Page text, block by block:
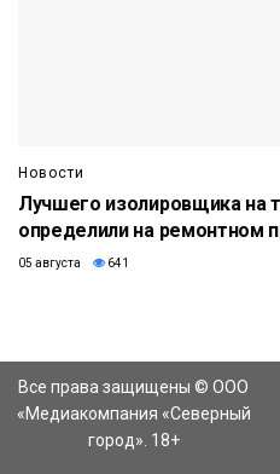
Новости
Лучшего изолировщика на
определили на ремонтном
05 августа 641
Все права защищены © ООО
«Медиакомпания «Северный
город». 18+